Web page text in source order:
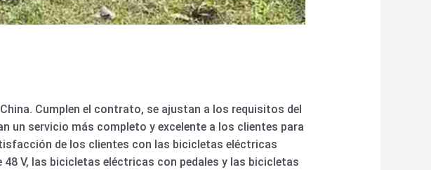
Cumplen el contrato, se ajustan a los requisitos del
un servicio más completo y excelente a los clientes para
de los clientes con las bicicletas eléctricas
V, las bicicletas eléctricas con pedales y las bicicletas